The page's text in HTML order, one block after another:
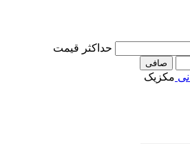
حداكثر قيمت
صافی
مکزیک